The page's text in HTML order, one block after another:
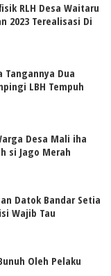
RLH Desa Waitaru
2023 Terealisasi Di
Tangannya Dua
LBH Tempuh
Desa Mali iha
si Jago Merah
Datok Bandar Setia
Wajib Tau
Oleh Pelaku